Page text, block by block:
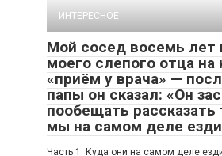
ИНТЕРЕСНОЕ
Мой сосед восемь лет
моего слепого отца
«приём у врача» —
папы он сказал: «Он
пообещать рассказать
мы на самом деле
Часть 1. Куда они на самом деле